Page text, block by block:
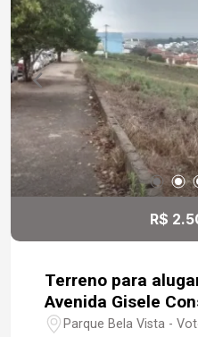
R$
Terreno para
Avenida Gisele
Parque Bela Vista -